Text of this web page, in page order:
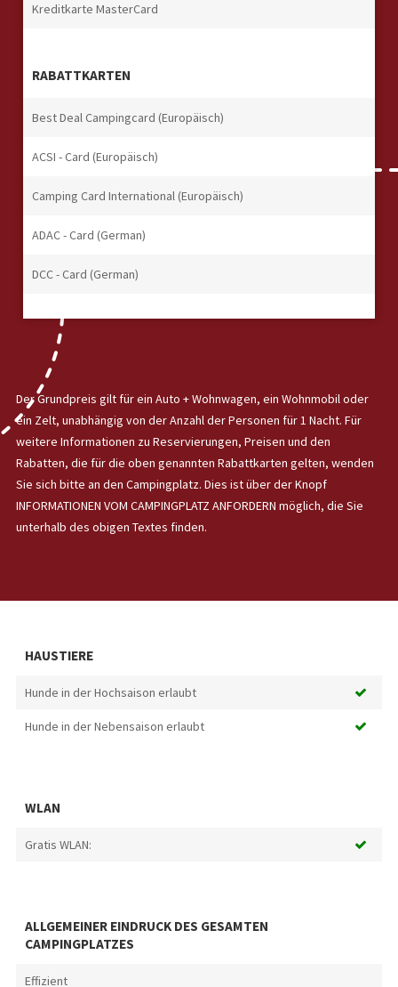
Kreditkarte MasterCard
RABATTKARTEN
Best Deal Campingcard (Europäisch)
ACSI - Card (Europäisch)
Camping Card International (Europäisch)
ADAC - Card (German)
DCC - Card (German)
Der Grundpreis gilt für ein Auto + Wohnwagen, ein Wohnmobil oder
ein Zelt, unabhängig von der Anzahl der Personen für 1 Nacht. Für
weitere Informationen zu Reservierungen, Preisen und den
Rabatten, die für die oben genannten Rabattkarten gelten, wenden
Sie sich bitte an den Campingplatz. Dies ist über der Knopf
INFORMATIONEN VOM CAMPINGPLATZ ANFORDERN möglich, die Sie
unterhalb des obigen Textes finden.
HAUSTIERE
Hunde in der Hochsaison erlaubt
Hunde in der Nebensaison erlaubt
WLAN
Gratis WLAN:
ALLGEMEINER EINDRUCK DES GESAMTEN
CAMPINGPLATZES
Effizient